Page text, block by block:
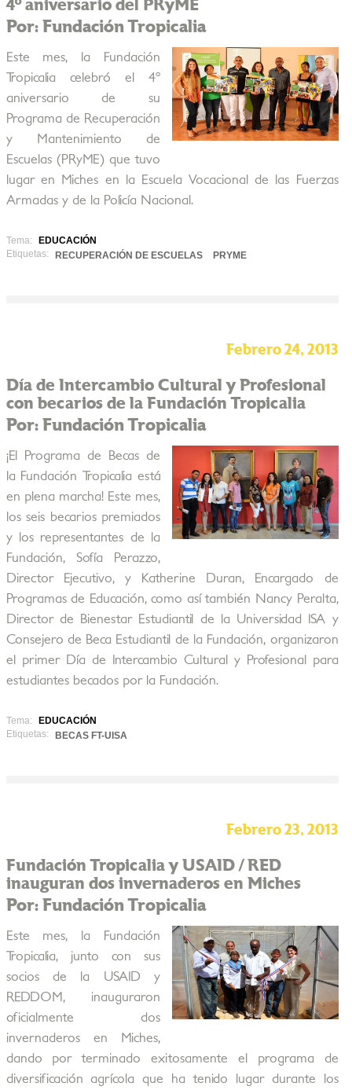
4º aniversario del PRyME
Por: Fundación Tropicalia
Este mes, la Fundación
Tropicalia celebró el 4º
aniversario de su
Programa de Recuperación
y Mantenimiento de
Escuelas (PRyME) que tuvo
lugar en Miches en la Escuela Vocacional de las Fuerzas
Armadas y de la Policía Nacional.
Tema:
EDUCACIÓN
Etiquetas:
RECUPERACIÓN DE ESCUELAS PRYME
Febrero 24, 2013
Día de Intercambio Cultural y Profesional
con becarios de la Fundación Tropicalia
Por: Fundación Tropicalia
¡El Programa de Becas de
la Fundación Tropicalia está
en plena marcha! Este mes,
los seis becarios premiados
y los representantes de la
Fundación, Sofía Perazzo,
Director Ejecutivo, y Katherine Duran, Encargado de
Programas de Educación, como así también Nancy Peralta,
Director de Bienestar Estudiantil de la Universidad ISA y
Consejero de Beca Estudiantil de la Fundación, organizaron
el primer Día de Intercambio Cultural y Profesional para
estudiantes becados por la Fundación.
Tema:
EDUCACIÓN
Etiquetas:
BECAS FT-UISA
Febrero 23, 2013
Fundación Tropicalia y USAID / RED
inauguran dos invernaderos en Miches
Por: Fundación Tropicalia
Este mes, la Fundación
Tropicalia, junto con sus
socios de la USAID y
REDDOM, inauguraron
oficialmente dos
invernaderos en Miches,
dando por terminado exitosamente el programa de
diversificación agrícola que ha tenido lugar durante los